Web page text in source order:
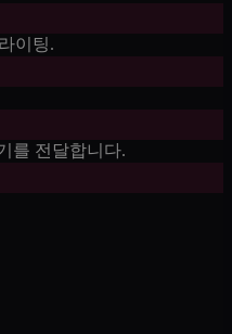
이팅.
를 전달합니다.